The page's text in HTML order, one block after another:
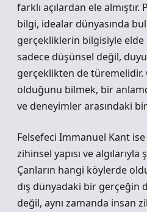
farklı açılardan ele
bilgi, idealar dünyasında
gerçekliklerin bilgisiyle elde
sadece düşünsel değil,
gerçeklikten de türemelidir.
olduğunu bilmek, bir
ve deneyimler arasındaki
Felsefeci Immanuel Kant
zihinsel yapısı ve
Çanların hangi köylerde
dış dünyadaki bir gerçeğin
değil, aynı zamanda insan